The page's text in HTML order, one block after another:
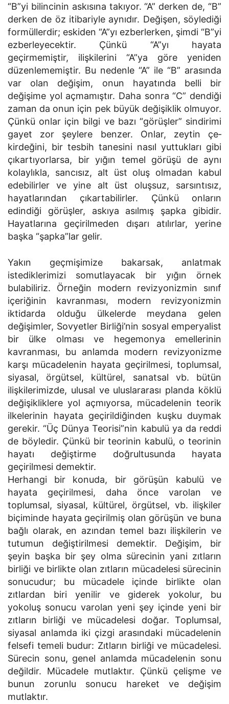
“B”yi bilincinin askısına takıyor. “A” derken de, “B”
derken de öz itibariyle aynıdır. De­ğişen, söylediği
formüllerdir; eskiden “A”yı ezberlerken, şimdi “B”yi
ezberleyecektir. Çünkü “A”yı hayata
geçirmemiştir, ilişkilerini “A”ya göre ye­niden
düzenlememiştir. Bu nedenle “A” ile “B” arasında
var olan değişim, onun hayatında belli bir
değişime yol açmamıştır. Daha sonra “C” dendi­ği
zaman da onun için pek büyük değişiklik olmuyor.
Çünkü onlar için bilgi ve bazı “görüşler” sindirimi
gayet zor şeylere benzer. Onlar, zeytin çe­
kirdeğini, bir tesbih tanesini nasıl yuttukları gibi
çıkartıyorlarsa, bir yığın temel görüşü de aynı
kolaylıkla, sancısız, alt üst oluş olmadan kabul
edebi­lirler ve yine alt üst oluşsuz, sarsıntısız,
hayatlarından çıkartabilirler. Çünkü onların
edindiği görüşler, askıya asılmış şapka gibidir.
Hayatlarına geçi­rilmeden dışarı atılırlar, yerine
başka “şapka”lar gelir.
Yakın geçmişimize bakarsak, anlatmak
istediklerimizi somutlayacak bir yığın örnek
bulabiliriz. Örneğin modern revizyonizmin sınıf
içeriğinin kavranması, modern revizyonizmin
iktidarda olduğu ülkelerde meydana gelen
değişimler, Sovyetler Birliği’nin sosyal emperyalist
bir ülke olması ve hegemonya emellerinin
kavranması, bu anlamda modern revizyonizme
karşı mücadelenin hayata geçirilmesi, toplumsal,
siyasal, örgütsel, kültü­rel, sanatsal vb. bütün
ilişkilerimizde, ulusal ve uluslararası planda köklü
değişikliklere yol açmıyorsa, mücadelenin teorik
ilkelerinin hayata geçiril­diğinden kuşku duymak
gerekir. “Üç Dünya Teorisi”nin kabulü ya da reddi
de böyledir. Çünkü bir teorinin kabulü, o teorinin
hayatı değiştirme doğrultusunda hayata
geçirilmesi demektir.
Herhangi bir konuda, bir görüşün kabulü ve
hayata geçirilmesi, daha önce varolan ve
toplumsal, siyasal, kültürel, örgütsel, vb. ilişkiler
biçiminde hayata geçirilmiş olan görüşün ve buna
bağlı olarak, en azından temel bazı ilişkilerin ve
tutumun değiştirilmesi demektir. Değişim, bir
şeyin başka bir şey olma sürecinin yani zıtların
birliği ve birlikte olan zıtların mücadelesi sürecinin
sonucudur; bu mücadele içinde birlikte olan
zıtlardan biri yeni­lir ve giderek yokolur, bu
yokoluş sonucu varolan yeni şey içinde yeni bir
zıtların birliği ve mücadelesi doğar. Toplumsal,
siyasal anlamda iki çizgi arasındaki mücadelenin
felsefi temeli budur: Zıtların birliği ve mücadelesi.
Sürecin sonu, genel anlamda mücadelenin sonu
değildir. Mücadele mut­laktır. Çünkü çelişme ve
bunun zorunlu sonucu hareket ve değişim
mutlaktır.